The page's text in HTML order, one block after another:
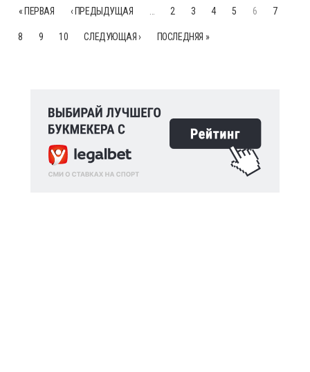
« ПЕРВАЯ ‹ ПРЕДЫДУЩАЯ 2 3 4 5 6 7
8 9 10 СЛЕДУЮЩАЯ › ПОСЛЕДНЯЯ »